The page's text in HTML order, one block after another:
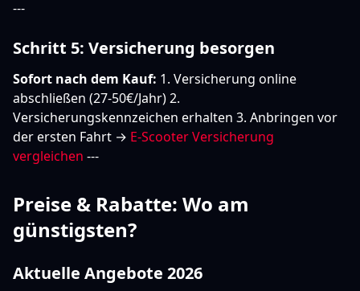
---
Schritt 5: Versicherung besorgen
Sofort nach dem Kauf: 1. Versicherung online
abschließen (27-50€/Jahr) 2.
Versicherungskennzeichen erhalten 3. Anbringen vor
der ersten Fahrt → E-Scooter Versicherung
vergleichen ---
Preise & Rabatte: Wo am
günstigsten?
Aktuelle Angebote 2026